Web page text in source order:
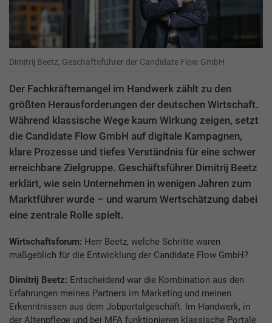
Dimitrij Beetz, Geschäftsführer der Candidate Flow GmbH
Der Fachkräftemangel im Handwerk zählt zu den
größten Herausforderungen der deutschen Wirtschaft.
Während klassische Wege kaum Wirkung zeigen, setzt
die Candidate Flow GmbH auf digitale Kampagnen,
klare Prozesse und tiefes Verständnis für eine schwer
erreichbare Zielgruppe. Geschäftsführer Dimitrij Beetz
erklärt, wie sein Unternehmen in wenigen Jahren zum
Marktführer wurde – und warum Wertschätzung dabei
eine zentrale Rolle spielt.
Wirtschaftsforum: Herr Beetz, welche Schritte waren
maßgeblich für die Entwicklung der Candidate Flow GmbH?
Dimitrij Beetz: Entscheidend war die Kombination aus den
Erfahrungen meines Partners im Marketing und meinen
Erkenntnissen aus dem Jobportalgeschäft. Im Handwerk, in
der Altenpflege und bei MFA funktionieren klassische Portale